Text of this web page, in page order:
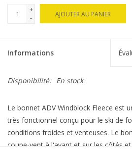
+
-
AJOUTER AU PANIER
Informations
Disponibilité: En stock
Le bonnet ADV Windblock Fleece est
très fonctionnel conçu pour le ski de
conditions froides et venteuses. Le
coupe-vent à l'avant et sur les côtés